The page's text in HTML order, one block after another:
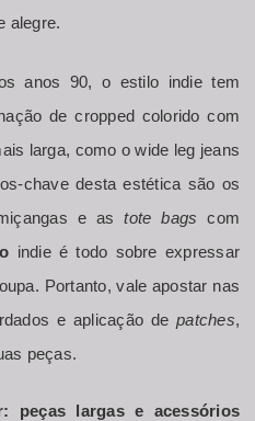
alegre.
anos 90, o estilo indie tem
de cropped colorido com
larga, como o wide leg jeans
chave desta estética são os
e as tote bags com
indie é todo sobre expressar
Portanto, vale apostar nas
e aplicação de patches,
peças.
peças largas e acessórios